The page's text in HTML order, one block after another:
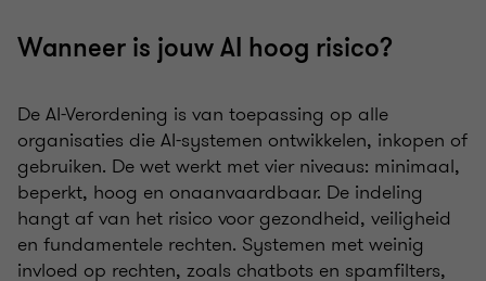
Wanneer is jouw AI hoog risico?
De AI-Verordening is van toepassing op alle
organisaties die AI-systemen ontwikkelen, inkopen of
gebruiken. De wet werkt met vier niveaus: minimaal,
beperkt, hoog en onaanvaardbaar. De indeling
hangt af van het risico voor gezondheid, veiligheid
en fundamentele rechten. Systemen met weinig
invloed op rechten, zoals chatbots en spamfilters,